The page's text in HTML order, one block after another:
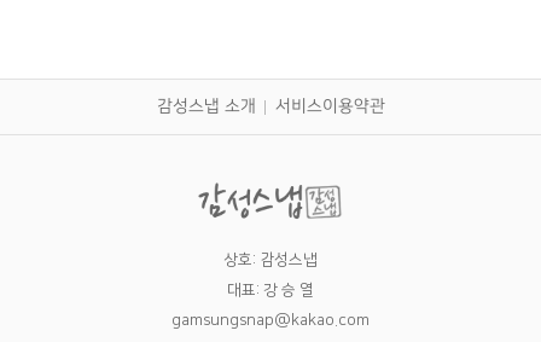
감성스냅 소개 서비스이용약관
상호: 감성스냅
대표: 강 승 열
gamsungsnap@kakao.com